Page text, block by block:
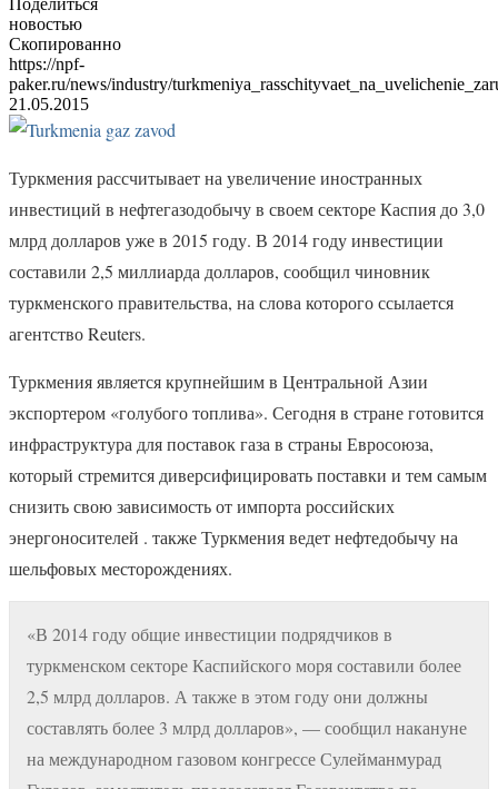
новостью
Скопированно
https://npf-
paker.ru/news/industry/
21.05.2015
Туркмения рассчитывает на увеличение иностранных
инвестиций в нефтегазодобычу в своем секторе Каспия до 3,0
млрд долларов уже в 2015 году. В 2014 году инвестиции
составили 2,5 миллиарда долларов, сообщил чиновник
туркменского правительства, на слова которого ссылается
агентство Reuters.
Туркмения является крупнейшим в Центральной Азии
экспортером «голубого топлива». Сегодня в стране готовится
инфраструктура для поставок газа в страны Евросоюза,
который стремится диверсифицировать поставки и тем самым
снизить свою зависимость от импорта российских
энергоносителей . также Туркмения ведет нефтедобычу на
шельфовых месторождениях.
«В 2014 году общие инвестиции подрядчиков в
туркменском секторе Каспийского моря составили более
2,5 млрд долларов. А также в этом году они должны
составлять более 3 млрд долларов», — сообщил накануне
на международном газовом конгрессе Сулейманмурад